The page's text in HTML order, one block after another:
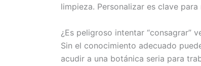
limpieza. Personalizar es clave
¿Es peligroso intentar “consagrar”
Sin el conocimiento adecuado
acudir a una botánica seria para